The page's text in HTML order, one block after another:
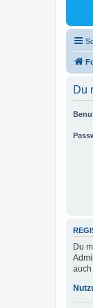
Du
Du